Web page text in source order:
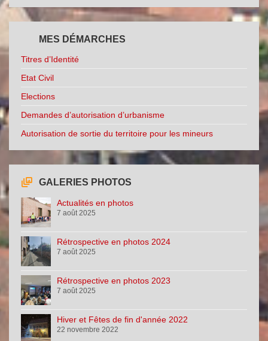
MES DÉMARCHES
Titres d’Identité
Etat Civil
Elections
Demandes d’autorisation d’urbanisme
Autorisation de sortie du territoire pour les mineurs
GALERIES PHOTOS
Actualités en photos
7 août 2025
Rétrospective en photos 2024
7 août 2025
Rétrospective en photos 2023
7 août 2025
Hiver et Fêtes de fin d'année 2022
22 novembre 2022